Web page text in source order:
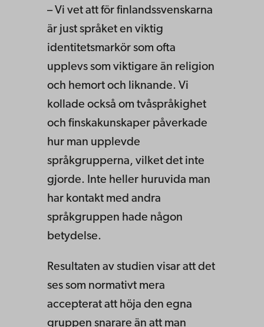
– Vi vet att för finlandssvenskarna
är just språket en viktig
identitetsmarkör som ofta
upplevs som viktigare än religion
och hemort och liknande. Vi
kollade också om tvåspråkighet
och finskakunskaper påverkade
hur man upplevde
språkgrupperna, vilket det inte
gjorde. Inte heller huruvida man
har kontakt med andra
språkgruppen hade någon
betydelse.
Resultaten av studien visar att det
ses som normativt mera
accepterat att höja den egna
gruppen snarare än att man